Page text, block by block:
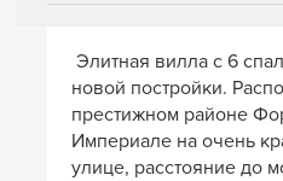
Элитная вилла с 6
новой постройки.
престижном районе
Империале на очень
улице, расстояние до